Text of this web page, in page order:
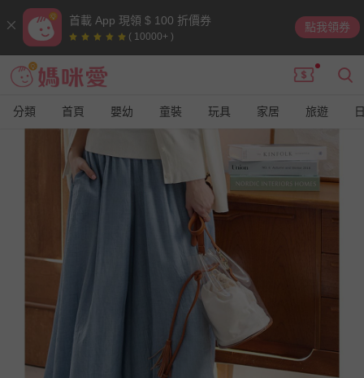
首載 App 現領 $ 100 折價券
( 10000+ )
點我領券
分類 首頁 嬰幼 童裝 玩具 家居 旅遊